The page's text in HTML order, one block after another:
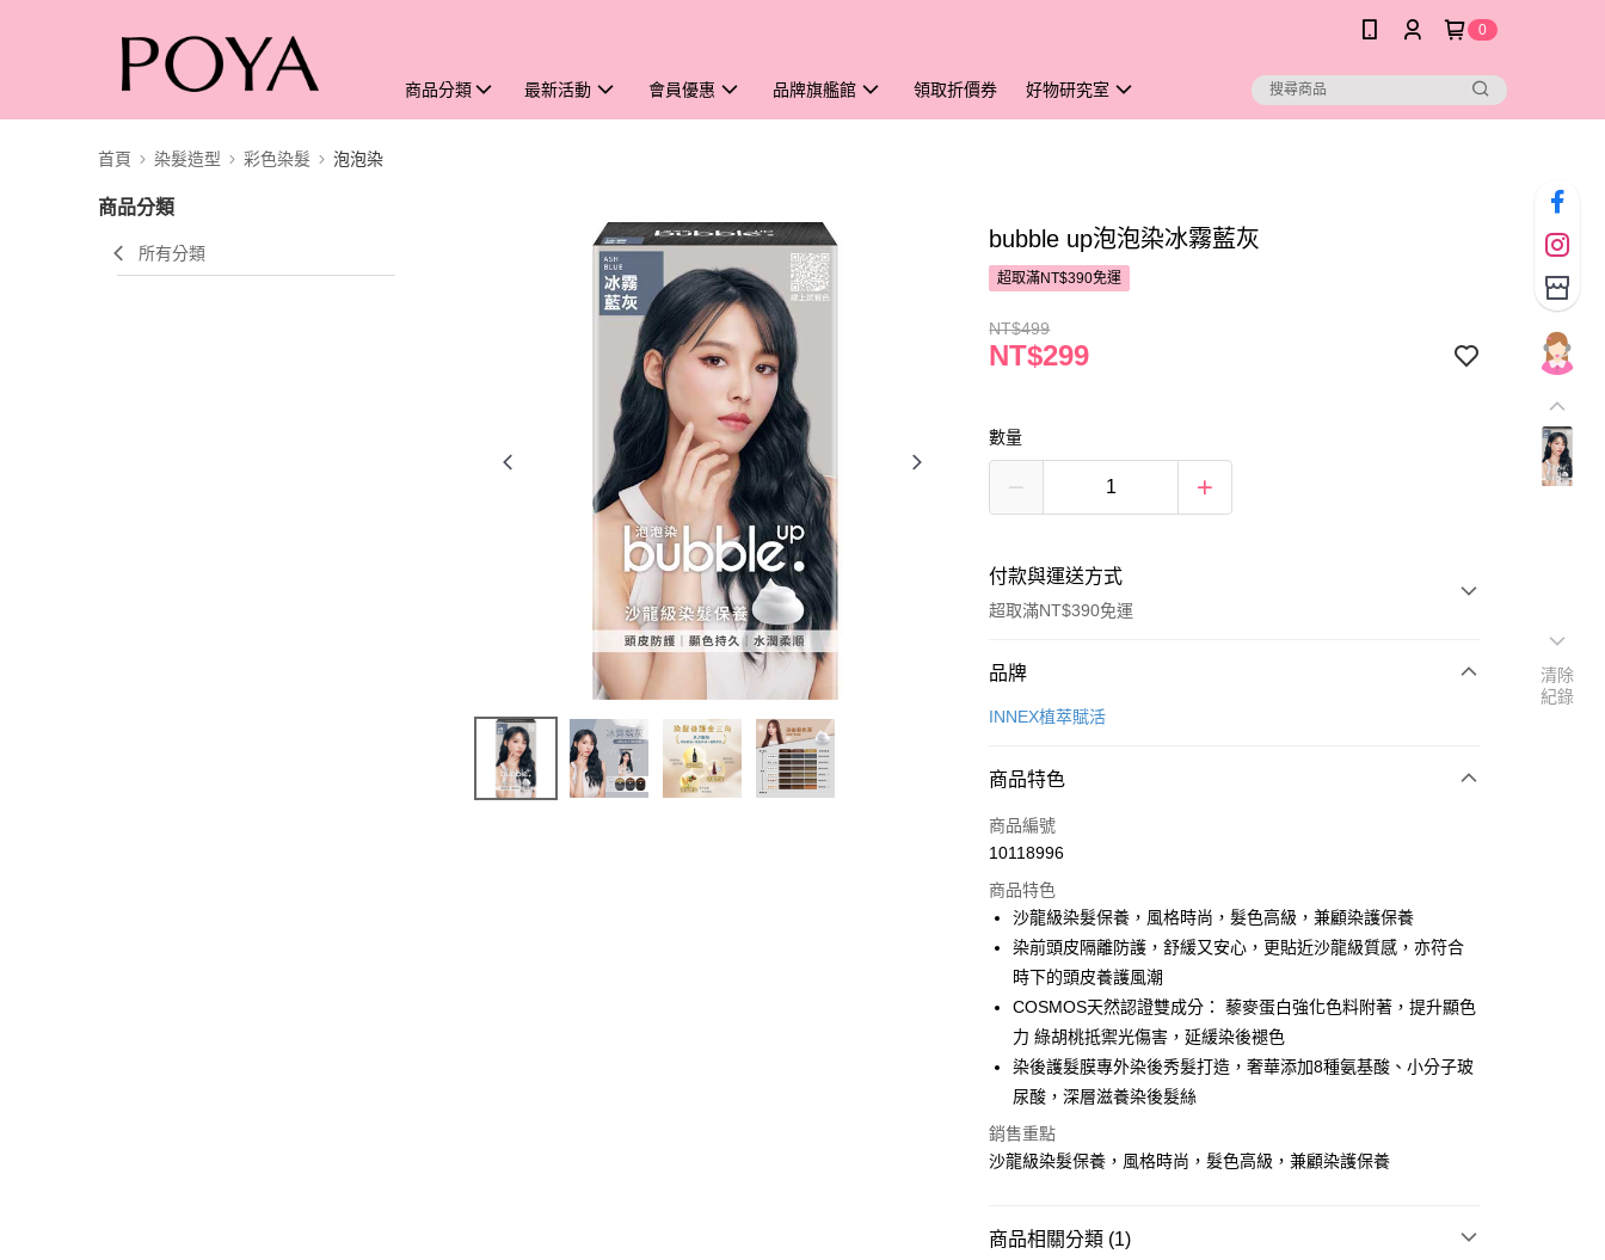
0
商品分類 最新活動 會員優惠 品牌旗艦館 領取折價券 好物研究室
首頁 染髮造型 彩色染髮 泡泡染
商品分類
所有分類
bubble up泡泡染冰霧藍灰
超取滿NT$390免運
NT$499
NT$299
數量
付款與運送方式
超取滿NT$390免運
付款方式
POYA支付
LINE Pay
Apple Pay
街口支付
悠遊付
Google Pay
AFTEE先享後付
相關說明
AFTEE先享後付是「在收到商品之後才付款」的支付方式。 讓您購物簡單
便利好安心！
３．安心：先確認商品／服務後，再付款。
即享券
品牌
INNEX植萃賦活
商品特色
商品編號
10118996
商品特色
沙龍級染髮保養，風格時尚，髮色高級，兼顧染護保養
染前頭皮隔離防護，舒緩又安心，更貼近沙龍級質感，亦符合
時下的頭皮養護風潮
COSMOS天然認證雙成分： 藜麥蛋白強化色料附著，提升顯色
力 綠胡桃抵禦光傷害，延緩染後褪色
染後護髮膜專外染後秀髮打造，奢華添加8種氨基酸、小分子玻
尿酸，深層滋養染後髮絲
銷售重點
沙龍級染髮保養，風格時尚，髮色高級，兼顧染護保養
商品相關分類 (1)
清除
紀錄